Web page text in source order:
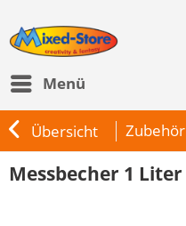
Menü
Übersicht Zubehör
Messbecher 1 Liter